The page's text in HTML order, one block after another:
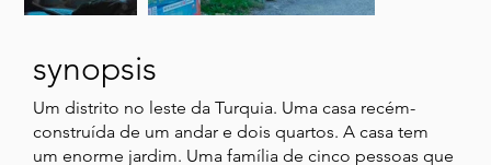
synopsis
Um distrito no leste da Turquia. Uma casa recém-
construída de um andar e dois quartos. A casa tem
um enorme jardim. Uma família de cinco pessoas que